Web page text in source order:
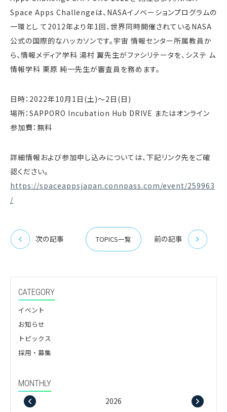
Space Apps Challengeは、NASAイノベーションプログラムの
一環とし て2012年より年1回、世界同時開催されているNASA
公式の国際的なハッカソンです。宇宙 情報センター所属教員か
ら、情報メディア学科 湯村 翼先生がファシリテータを、システ ム
情報学科 栗原 純一先生が審査員を務めます。
日時：2022年10月1日(土)〜2日(日)
場所：SAPPORO Incubation Hub DRIVE またはオンライン
参加費：無料
詳細情報および参加申し込みについては、下記リンク先をご確
認ください。
https://spaceappsjapan.connpass.com/event/259963
/
次の記事 TOPICS一覧 前の記事
CATEGORY
イベント
お知らせ
トピックス
採用・募集
MONTHLY
2026